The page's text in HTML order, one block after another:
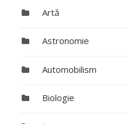
Artă
Astronomie
Automobilism
Biologie